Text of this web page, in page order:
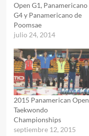
Open G1, Panamericano
G4 y Panamericano de
Poomsae
julio 24, 2014
2015 Panamerican Open
Taekwondo
Championships
septiembre 12, 2015